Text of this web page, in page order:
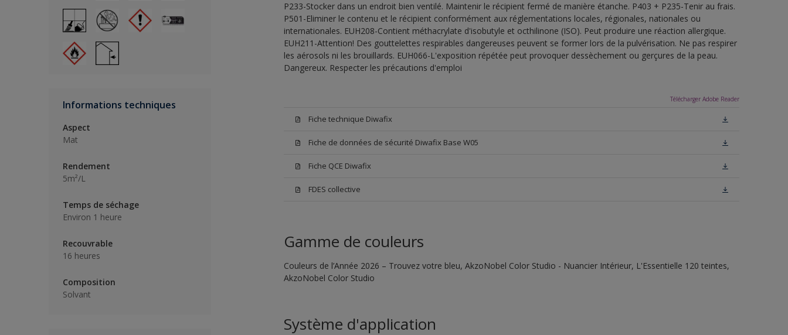
Informations techniques
Aspect
Mat
Rendement
5m²/L
Temps de séchage
Environ 1 heure
Recouvrable
16 heures
Composition
Solvant
P233-Stocker dans un endroit bien ventilé. Maintenir le récipient fermé de manière étanche. P403 + P235-Tenir au frais.
P501-Eliminer le contenu et le récipient conformément aux réglementations locales, régionales, nationales ou
internationales. EUH208-Contient méthacrylate d'isobutyle et octhilinone (ISO). Peut produire une réaction allergique.
EUH211-Attention! Des gouttelettes respirables dangereuses peuvent se former lors de la pulvérisation. Ne pas respirer
les aérosols ni les brouillards. EUH066-L'exposition répétée peut provoquer dessèchement ou gerçures de la peau.
Dangereux. Respecter les précautions d'emploi
Télécharger Adobe Reader
Fiche technique Diwafix
Fiche de données de sécurité Diwafix Base W05
Fiche QCE Diwafix
FDES collective
Gamme de couleurs
Couleurs de l’Année 2026 – Trouvez votre bleu, AkzoNobel Color Studio - Nuancier Intérieur, L'Essentielle 120 teintes,
AkzoNobel Color Studio
Système d'application